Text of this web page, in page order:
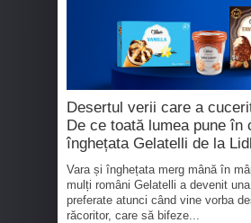
Desertul verii care a
De ce toată lumea pune în
înghețata Gelatelli de la Lidl
Vara și înghețata merg mână în
mulți români Gelatelli a devenit
preferate atunci când vine vorba
răcoritor, care să bifeze...